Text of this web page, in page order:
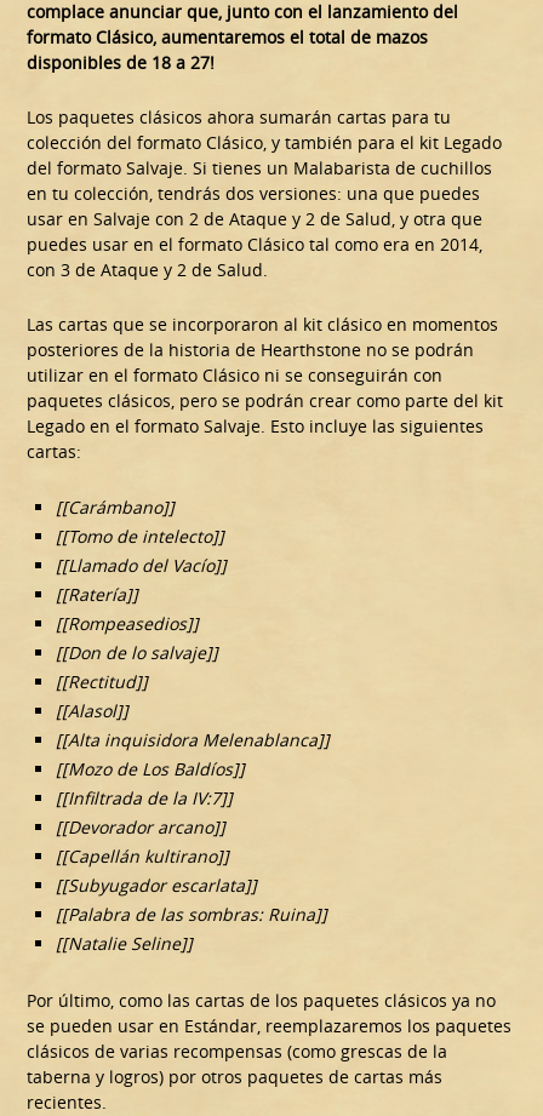
complace anunciar que, junto con el lanzamiento del
formato Clásico, aumentaremos el total de mazos
disponibles de 18 a 27!
Los paquetes clásicos ahora sumarán cartas para tu
colección del formato Clásico, y también para el kit Legado
del formato Salvaje. Si tienes un Malabarista de cuchillos
en tu colección, tendrás dos versiones: una que puedes
usar en Salvaje con 2 de Ataque y 2 de Salud, y otra que
puedes usar en el formato Clásico tal como era en 2014,
con 3 de Ataque y 2 de Salud.
Las cartas que se incorporaron al kit clásico en momentos
posteriores de la historia de Hearthstone no se podrán
utilizar en el formato Clásico ni se conseguirán con
paquetes clásicos, pero se podrán crear como parte del kit
Legado en el formato Salvaje. Esto incluye las siguientes
cartas:
[[Carámbano]]
[[Tomo de intelecto]]
[[Llamado del Vacío]]
[[Ratería]]
[[Rompeasedios]]
[[Don de lo salvaje]]
[[Rectitud]]
[[Alasol]]
[[Alta inquisidora Melenablanca]]
[[Mozo de Los Baldíos]]
[[Infiltrada de la IV:7]]
[[Devorador arcano]]
[[Capellán kultirano]]
[[Subyugador escarlata]]
[[Palabra de las sombras: Ruina]]
[[Natalie Seline]]
Por último, como las cartas de los paquetes clásicos ya no
se pueden usar en Estándar, reemplazaremos los paquetes
clásicos de varias recompensas (como grescas de la
taberna y logros) por otros paquetes de cartas más
recientes.